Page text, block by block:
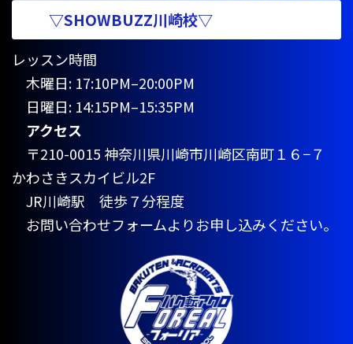
▽SHOWBUZZ川崎校▽
レッスン時間
木曜日: 17:10PM–20:00PM
日曜日: 14:15PM–15:35PM
アクセス
〒210-0015 神奈川県川崎市川崎区南町１６−７
かわさきスカイビル2F
JR川崎駅 徒歩７分程度
お問い合わせフォームよりお申し込みください。